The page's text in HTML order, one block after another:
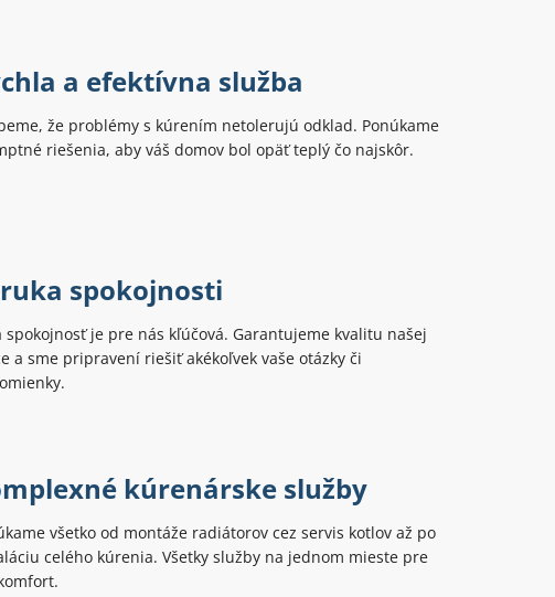
a efektívna služba
že problémy s kúrením netolerujú odklad. Ponúkame
riešenia, aby váš domov bol opäť teplý čo najskôr.
spokojnosti
spokojnosť je pre nás kľúčová. Garantujeme kvalitu našej
a sme pripravení riešiť akékoľvek vaše otázky či
kúrenárske služby
všetko od montáže radiátorov cez servis kotlov až po
celého kúrenia. Všetky služby na jednom mieste pre